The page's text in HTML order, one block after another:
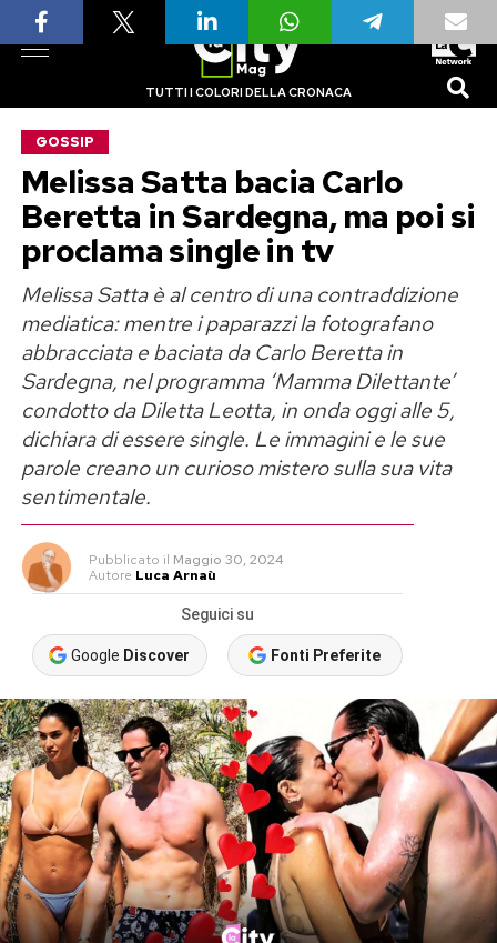
TUTTI I COLORI DELLA CRONACA
GOSSIP
Melissa Satta bacia Carlo
Beretta in Sardegna, ma poi si
proclama single in tv
Melissa Satta è al centro di una contraddizione
mediatica: mentre i paparazzi la fotografano
abbracciata e baciata da Carlo Beretta in
Sardegna, nel programma ‘Mamma Dilettante’
condotto da Diletta Leotta, in onda oggi alle 5,
dichiara di essere single. Le immagini e le sue
parole creano un curioso mistero sulla sua vita
sentimentale.
Pubblicato il Maggio 30, 2024
Autore Luca Arnaù
Seguici su
Google Discover Fonti Preferite